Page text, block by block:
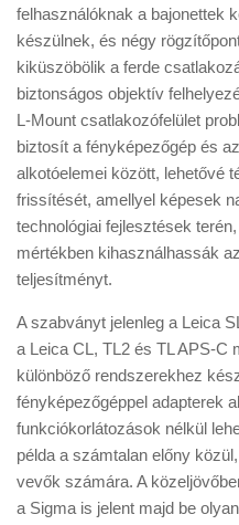
felhasználóknak a bajonettek
készülnek, és négy
kiküszöbölik a ferde
biztonságos objektív
L-Mount csatlakozófelület
biztosít a fényképezőgép és
alkotóelemei között, lehetővé
frissítését, amellyel képesek
technológiai fejlesztések
mértékben kihasználhassák
teljesítményt.
A szabványt jelenleg a Leica
a Leica CL, TL2 és TL APS-C
különböző rendszerekhez
fényképezőgéppel adapterek
funkciókorlátozások nélkül
példa a számtalan előny
vevők számára. A
a Sigma is jelent majd be